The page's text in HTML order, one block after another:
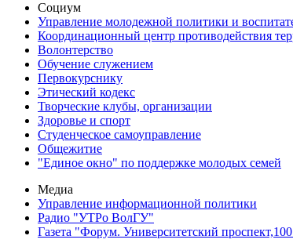
Социум
Управление молодежной политики и
Координационный центр противодействия
Волонтерство
Обучение служением
Первокурснику
Этический кодекс
Творческие клубы, организации
Здоровье и спорт
Студенческое самоуправление
Общежитие
"Единое окно" по поддержке молодых семей
Медиа
Управление информационной политики
Радио "УТРо ВолГУ"
Газета "Форум. Университетский